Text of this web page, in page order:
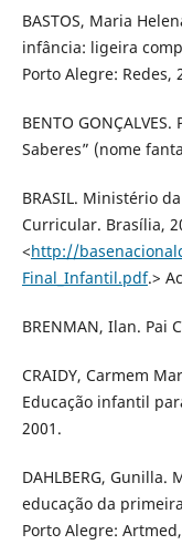
BASTOS, Maria
infância: ligeira
Porto Alegre: Redes,
BENTO
Saberes” (nome
BRASIL. Ministério
Curricular. Brasília,
<http://
Final_Infantil.pdf.>
BRENMAN, Ilan. Pai
CRAIDY, Carmem
Educação infantil
2001.
DAHLBERG, Gunilla.
educação da
Porto Alegre: